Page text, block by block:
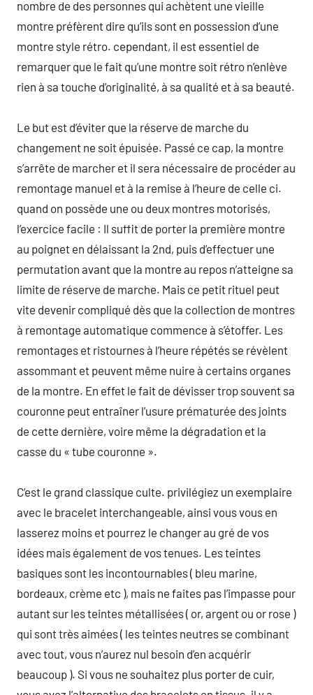
nombre de des personnes qui achètent une vieille
montre préfèrent dire qu’ils sont en possession d’une
montre style rétro. cependant, il est essentiel de
remarquer que le fait qu’une montre soit rétro n’enlève
rien à sa touche d’originalité, à sa qualité et à sa beauté.
Le but est d’éviter que la réserve de marche du
changement ne soit épuisée. Passé ce cap, la montre
s’arrête de marcher et il sera nécessaire de procéder au
remontage manuel et à la remise à l’heure de celle ci.
quand on possède une ou deux montres motorisés,
l’exercice facile : Il suffit de porter la première montre
au poignet en délaissant la 2nd, puis d’effectuer une
permutation avant que la montre au repos n’atteigne sa
limite de réserve de marche. Mais ce petit rituel peut
vite devenir compliqué dès que la collection de montres
à remontage automatique commence à s’étoffer. Les
remontages et ristournes à l’heure répétés se révèlent
assommant et peuvent même nuire à certains organes
de la montre. En effet le fait de dévisser trop souvent sa
couronne peut entraîner l’usure prématurée des joints
de cette dernière, voire même la dégradation et la
casse du « tube couronne ».
C’est le grand classique culte. privilégiez un exemplaire
avec le bracelet interchangeable, ainsi vous vous en
lasserez moins et pourrez le changer au gré de vos
idées mais également de vos tenues. Les teintes
basiques sont les incontournables ( bleu marine,
bordeaux, crème etc ), mais ne faites pas l’impasse pour
autant sur les teintes métallisées ( or, argent ou or rose )
qui sont très aimées ( les teintes neutres se combinant
avec tout, vous n’aurez nul besoin d’en acquérir
beaucoup ). Si vous ne souhaitez plus porter de cuir,